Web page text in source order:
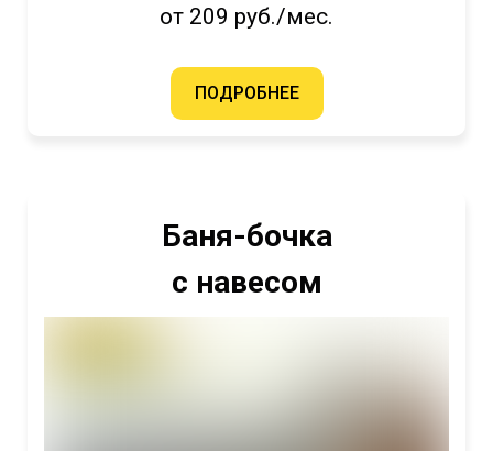
от 209 руб./мес.
ПОДРОБНЕЕ
Баня-бочка
с навесом